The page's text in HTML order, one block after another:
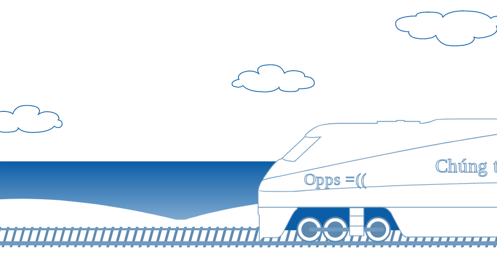
Opps =((
Chúng